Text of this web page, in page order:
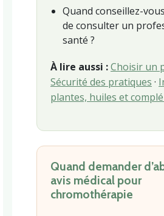
Quand conseillez-
de consulter un
santé ?
À lire aussi :Choisir un
Sécurité des pratiques ·
plantes, huiles et
Quand demander
avis médical pour
chromothérapie